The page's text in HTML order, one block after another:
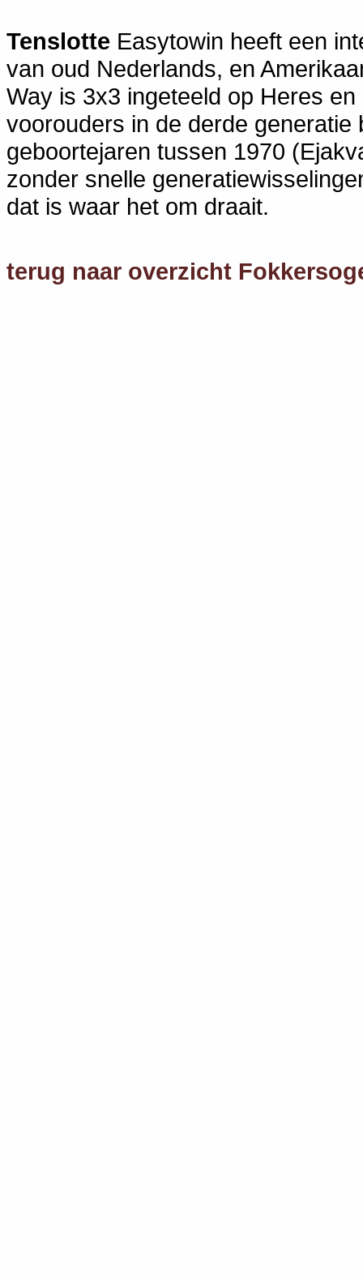
Tenslotte Easytowin heeft een
van oud Nederlands, en
Way is 3x3 ingeteeld op Heres
voorouders in de derde
geboortejaren tussen 1970
zonder snelle
dat is waar het om draait.
terug naar overzicht